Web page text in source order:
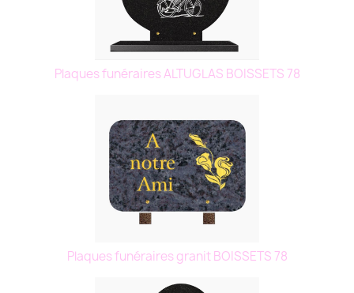
Plaques funéraires ALTUGLAS BOISSETS 78
Plaques funéraires granit BOISSETS 78